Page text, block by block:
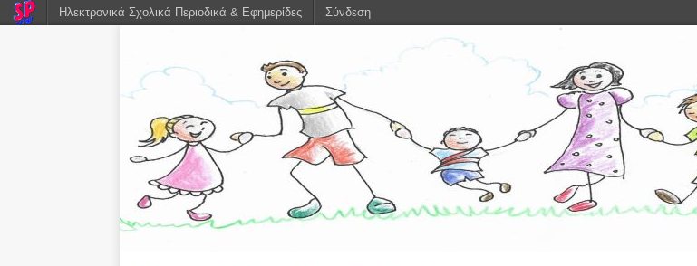
Ηλεκτρονικά Σχολικά Περιοδικά & Εφημερίδες Σύνδεση